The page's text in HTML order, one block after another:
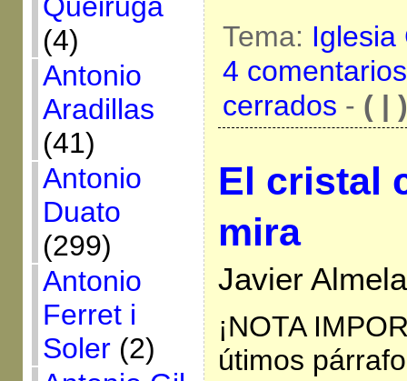
(4)
Antonio
Aradillas
(41)
Antonio
Duato
(299)
Antonio
Ferret i
Soler(2)
Tema:
4
cerrados - ( | )
El cristal
mira
Javier
¡NOTA
útimos